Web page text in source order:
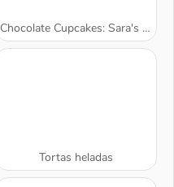
Chocolate Cupcakes: Sara's Cooking Class
Tortas heladas